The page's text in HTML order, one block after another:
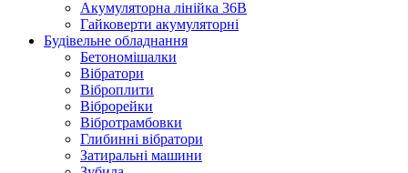
Акумуляторна лінійка 36В
Гайковерти акумуляторні
Будівельне обладнання
Бетономішалки
Вібратори
Віброплити
Віброрейки
Вібротрамбовки
Глибинні вібратори
Затиральні машини